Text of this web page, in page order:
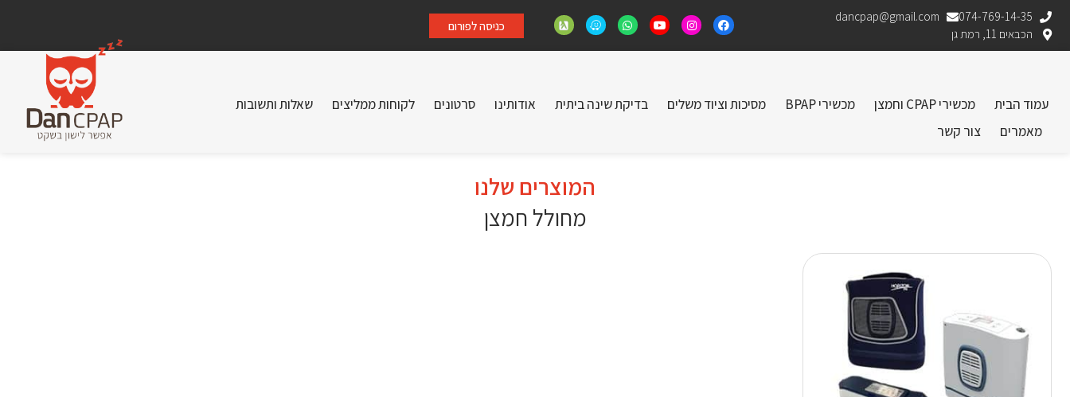
074-769-14-35
dancpap@gmail.com
הכבאים 11, רמת גן
כניסה לפורום
עמוד הבית מכשירי CPAP וחמצן מכשירי BPAP מסיכות וציוד משלים בדיקת שינה ביתית אודותינו סרטונים לקוחות ממליצים
שאלות ותשובות
מאמרים
צור קשר
המוצרים שלנו
מחולל חמצן